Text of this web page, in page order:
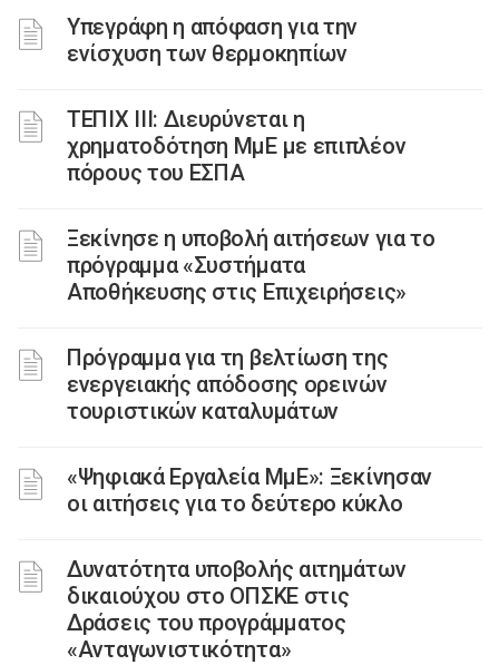
Υπεγράφη η απόφαση για την
ενίσχυση των θερμοκηπίων
ΤΕΠΙΧ ΙΙΙ: Διευρύνεται η
χρηματοδότηση ΜμΕ με επιπλέον
πόρους του ΕΣΠΑ
Ξεκίνησε η υποβολή αιτήσεων για το
πρόγραμμα «Συστήματα
Αποθήκευσης στις Επιχειρήσεις»
Πρόγραμμα για τη βελτίωση της
ενεργειακής απόδοσης ορεινών
τουριστικών καταλυμάτων
«Ψηφιακά Εργαλεία ΜμΕ»: Ξεκίνησαν
οι αιτήσεις για το δεύτερο κύκλο
Δυνατότητα υποβολής αιτημάτων
δικαιούχου στο ΟΠΣΚΕ στις
Δράσεις του προγράμματος
«Ανταγωνιστικότητα»